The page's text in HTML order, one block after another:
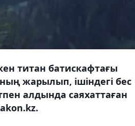
титан батискафтағы
жарылып, ішіндегі бес
алдында саяхаттаған